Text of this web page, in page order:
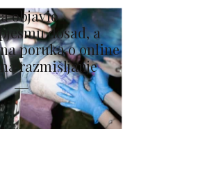
objavio
dosad, a
poruka o online
razmišljanje